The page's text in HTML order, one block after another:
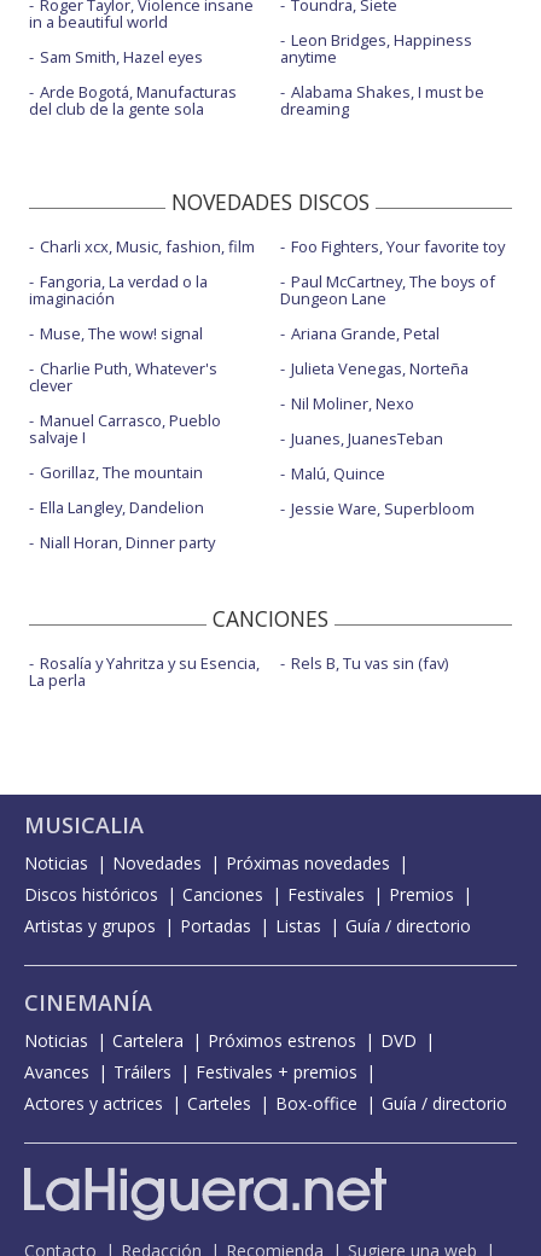
Roger Taylor, Violence insane
in a beautiful world
Sam Smith, Hazel eyes
Arde Bogotá, Manufacturas
del club de la gente sola
Toundra, Siete
Leon Bridges, Happiness
anytime
Alabama Shakes, I must be
dreaming
NOVEDADES DISCOS
Charli xcx, Music, fashion, film
Fangoria, La verdad o la
imaginación
Muse, The wow! signal
Charlie Puth, Whatever's
clever
Manuel Carrasco, Pueblo
salvaje I
Gorillaz, The mountain
Ella Langley, Dandelion
Niall Horan, Dinner party
Foo Fighters, Your favorite toy
Paul McCartney, The boys of
Dungeon Lane
Ariana Grande, Petal
Julieta Venegas, Norteña
Nil Moliner, Nexo
Juanes, JuanesTeban
Malú, Quince
Jessie Ware, Superbloom
CANCIONES
Rosalía y Yahritza y su Esencia,
La perla
Rels B, Tu vas sin (fav)
MUSICALIA
Noticias Novedades
Próximas novedades
Discos históricos
Canciones Festivales
Premios
Artistas y grupos
Portadas Listas Guía / directorio
CINEMANÍA
Noticias Cartelera Próximos estrenos
DVD
Avances
Tráilers
Festivales + premios
Actores y actrices
Carteles Box-office Guía / directorio
Contacto Redacción Recomienda Sugiere una web